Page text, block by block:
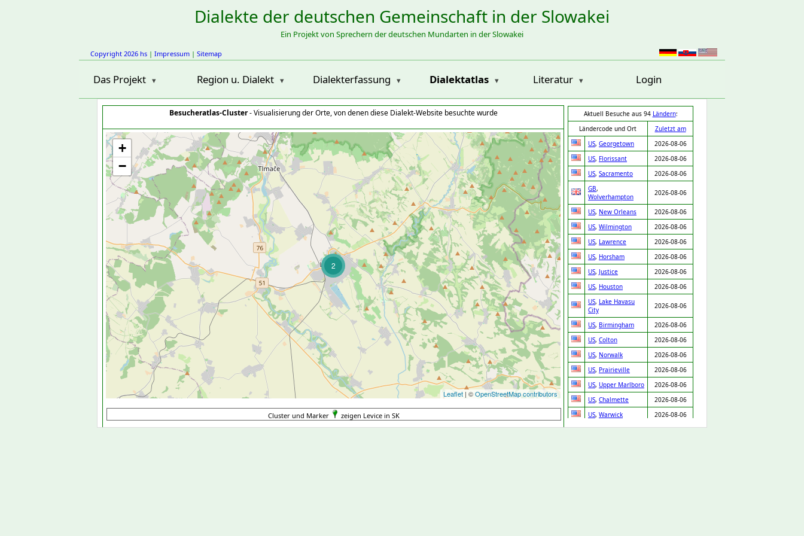
Dialekte der deutschen Gemeinschaft in der Slowakei
Ein Projekt von Sprechern der deutschen Mundarten in der Slowakei
Copyright 2026 hs | Impressum | Sitemap
Das Projekt Region u. Dialekt Dialekterfassung Dialektatlas Literatur Login
Besucheratlas-Cluster- Visualisierung der Orte, von denen diese Dialekt-Website besuchte wurde
2
+
−
Leaflet | ©OpenStreetMap contributors
Aktuell Besuche aus 94 Ländern:
Ländercode und Ort
Zuletzt am
US, Georgetown
2026-08-06
US, Florissant
2026-08-06
US, Sacramento
2026-08-06
GB,
Wolverhampton
2026-08-06
US, New Orleans
2026-08-06
US, Wilmington
2026-08-06
US, Lawrence
2026-08-06
US, Horsham
2026-08-06
US, Justice
2026-08-06
US, Houston
2026-08-06
US, Lake Havasu
City
2026-08-06
US, Birmingham
2026-08-06
US, Colton
2026-08-06
US, Norwalk
2026-08-06
US, Prairieville
2026-08-06
US, Upper Marlboro
2026-08-06
US, Chalmette
2026-08-06
US, Warwick
2026-08-06
US,Bowie
2026-08-06
Cluster und Marker zeigen Levice in SK